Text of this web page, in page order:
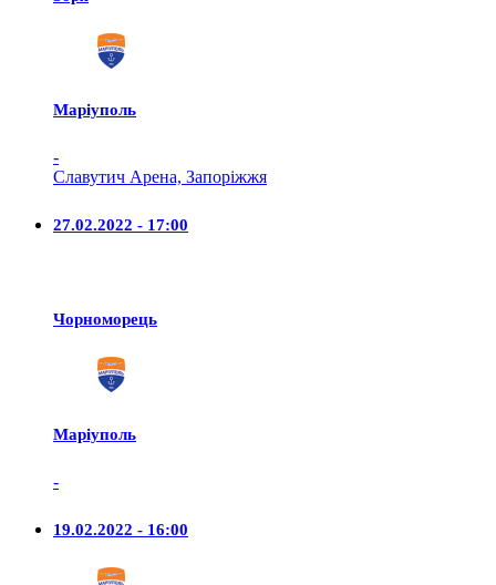
Маріуполь
-
Славутич Арена, Запоріжжя
27.02.2022 - 17:00
Чорноморець
Маріуполь
-
19.02.2022 - 16:00